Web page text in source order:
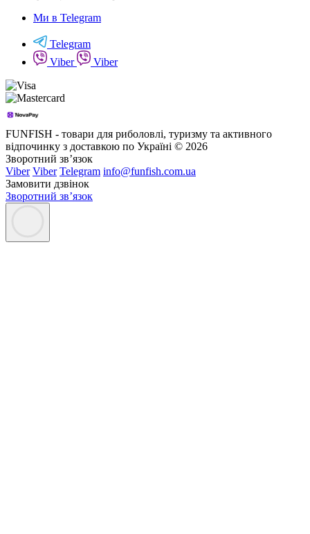
Ми в Telegram
Telegram
Viber
Viber
FUNFISH - товари для риболовлі, туризму та активного
відпочинку з доставкою по Україні © 2026
Зворотний зв’язок
Viber Viber Telegram info@funfish.com.ua
Замовити дзвінок
Зворотний зв’язок